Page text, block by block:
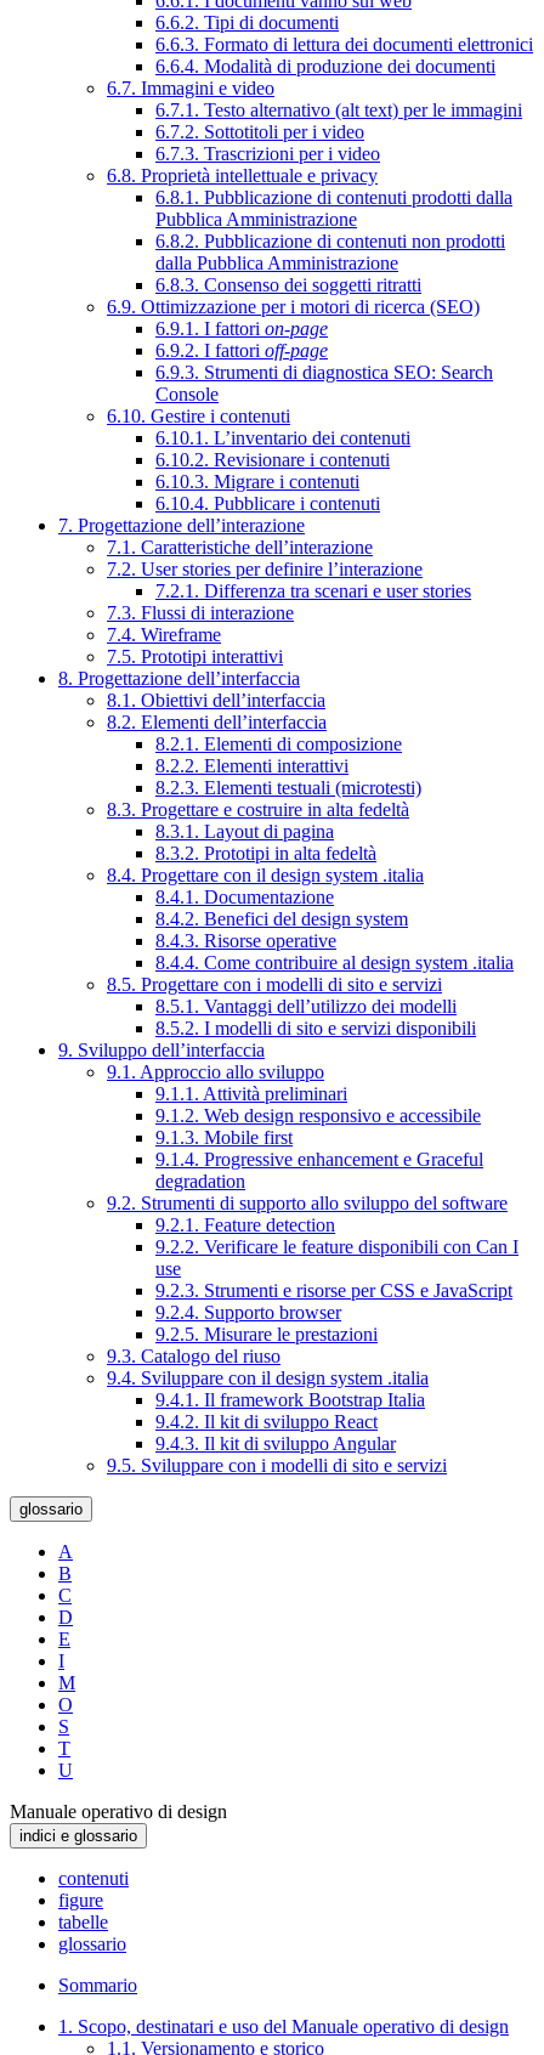
6.6.2. Tipi di documenti
6.6.3. Formato di lettura dei documenti elettronici
6.6.4. Modalità di produzione dei documenti
6.7. Immagini e video
6.7.1. Testo alternativo (alt text) per le immagini
6.7.2. Sottotitoli per i video
6.7.3. Trascrizioni per i video
6.8. Proprietà intellettuale e privacy
6.8.1. Pubblicazione di contenuti prodotti dalla
Pubblica Amministrazione
6.8.2. Pubblicazione di contenuti non prodotti
dalla Pubblica Amministrazione
6.8.3. Consenso dei soggetti ritratti
6.9. Ottimizzazione per i motori di ricerca (SEO)
6.9.1. I fattori on-page
6.9.2. I fattori off-page
6.9.3. Strumenti di diagnostica SEO: Search
Console
6.10. Gestire i contenuti
6.10.1. L’inventario dei contenuti
6.10.2. Revisionare i contenuti
6.10.3. Migrare i contenuti
6.10.4. Pubblicare i contenuti
7. Progettazione dell’interazione
7.1. Caratteristiche dell’interazione
7.2. User stories per definire l’interazione
7.2.1. Differenza tra scenari e user stories
7.3. Flussi di interazione
7.4. Wireframe
7.5. Prototipi interattivi
8. Progettazione dell’interfaccia
8.1. Obiettivi dell’interfaccia
8.2. Elementi dell’interfaccia
8.2.1. Elementi di composizione
8.2.2. Elementi interattivi
8.2.3. Elementi testuali (microtesti)
8.3. Progettare e costruire in alta fedeltà
8.3.1. Layout di pagina
8.3.2. Prototipi in alta fedeltà
8.4. Progettare con il design system .italia
8.4.1. Documentazione
8.4.2. Benefici del design system
8.4.3. Risorse operative
8.4.4. Come contribuire al design system .italia
8.5. Progettare con i modelli di sito e servizi
8.5.1. Vantaggi dell’utilizzo dei modelli
8.5.2. I modelli di sito e servizi disponibili
9. Sviluppo dell’interfaccia
9.1. Approccio allo sviluppo
9.1.1. Attività preliminari
9.1.2. Web design responsivo e accessibile
9.1.3. Mobile first
9.1.4. Progressive enhancement e Graceful
degradation
9.2. Strumenti di supporto allo sviluppo del software
9.2.1. Feature detection
9.2.2. Verificare le feature disponibili con Can I
use
9.2.3. Strumenti e risorse per CSS e JavaScript
9.2.4. Supporto browser
9.2.5. Misurare le prestazioni
9.3. Catalogo del riuso
9.4. Sviluppare con il design system .italia
9.4.1. Il framework Bootstrap Italia
9.4.2. Il kit di sviluppo React
9.4.3. Il kit di sviluppo Angular
9.5. Sviluppare con i modelli di sito e servizi
glossario
A
B
C
D
E
I
M
O
S
T
U
Manuale operativo di design
indici e glossario
contenuti
figure
tabelle
glossario
Sommario
1. Scopo, destinatari e uso del Manuale operativo di design
1.1. Versionamento e storico